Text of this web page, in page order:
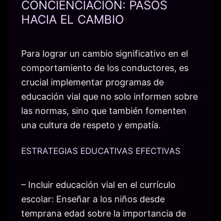
CONCIENCIACIÓN: PASOS
HACIA EL CAMBIO
Para lograr un cambio significativo en el
comportamiento de los conductores, es
crucial implementar programas de
educación vial que no solo informen sobre
las normas, sino que también fomenten
una cultura de respeto y empatía.
ESTRATEGIAS EDUCATIVAS EFECTIVAS
– Incluir educación vial en el currículo
escolar: Enseñar a los niños desde
temprana edad sobre la importancia de